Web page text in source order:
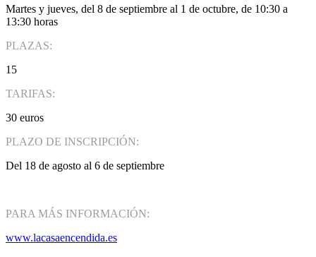
Martes y jueves, del 8 de septiembre al 1 de octubre, de 10:30 a
13:30 horas
PLAZAS:
15
TARIFAS:
30 euros
PLAZO DE INSCRIPCIÓN:
Del 18 de agosto al 6 de septiembre
PARA MÁS INFORMACIÓN:
www.lacasaencendida.es